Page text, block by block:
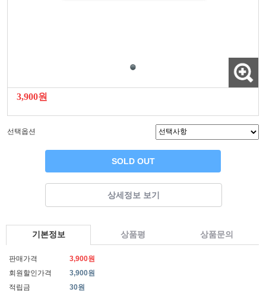
3,900원
선택옵션
SOLD OUT
상세정보 보기
기본정보 상품평 상품문의
판매가격
3,900원
회원할인가격
3,900원
적립금
30원